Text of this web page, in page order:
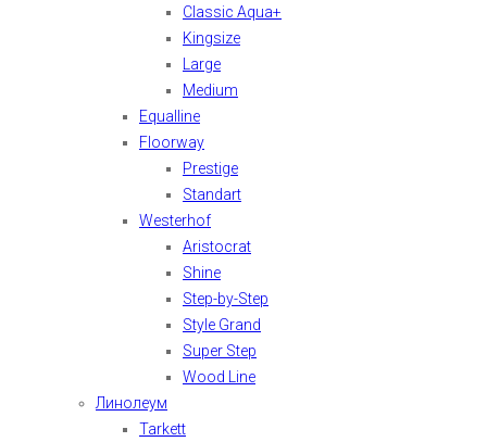
Classic Aqua+
Kingsize
Large
Medium
Equalline
Floorway
Prestige
Standart
Westerhof
Aristocrat
Shine
Step-by-Step
Style Grand
Super Step
Wood Line
Линолеум
Tarkett